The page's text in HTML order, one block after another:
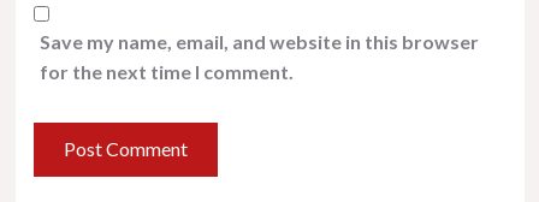
Save my name, email, and website in this browser
for the next time I comment.